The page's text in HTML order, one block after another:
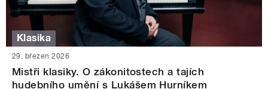
Klasika
29. březen 2026
Mistři klasiky. O zákonitostech a tajích
hudebního umění s Lukášem Hurníkem